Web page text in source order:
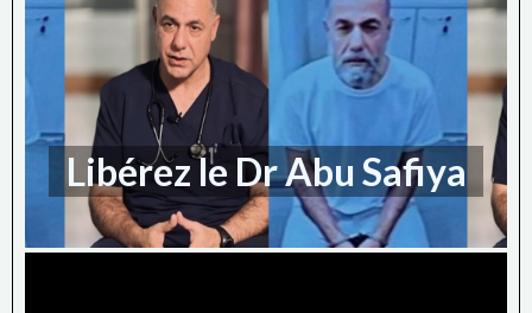
Libérez le Dr Abu Safiya